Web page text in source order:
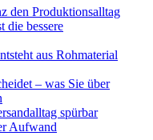
den Produktionsalltag
die bessere
aus Rohmaterial
– was Sie über
spürbar
Aufwand